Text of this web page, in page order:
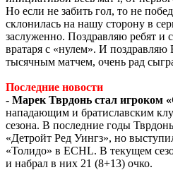
Но если не забить гол, то не
склонилась на нашу сторону в
заслуженно. Поздравляю ребят и
вратаря с «нулем». И
тысячным матчем, очень рад
Последние новости
- Марек Тврдонь стал игроком
нападающим и братиславским
сезона. В последние годы
«Детройт Ред Уингз», но
«Толидо» в ECHL. В текущем
и набрал в них 21 (8+13) очко.